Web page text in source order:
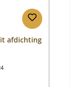
afdichting